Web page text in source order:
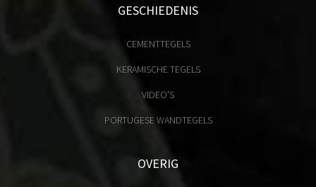
GESCHIEDENIS
CEMENTTEGELS
KERAMISCHE TEGELS
VIDEO'S
PORTUGESE WANDTEGELS
OVERIG